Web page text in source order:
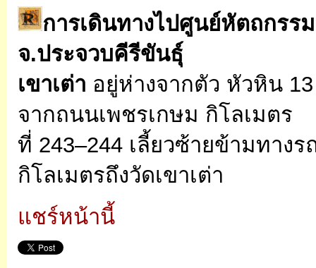
การเดินทางไปศูนย์หัตถกรร
จ.ประจวบคีรีขันธุ์
เขาเต่า อยู่ห่างจากตัว หัวหิน
จากถนนเพชรเกษม กิโลเมตร
ที่ 243–244 เลี้ยวซ้ายข้ามทาง
กิโลเมตรถึงวัดเขาเต่า
แชร์หน้านี้